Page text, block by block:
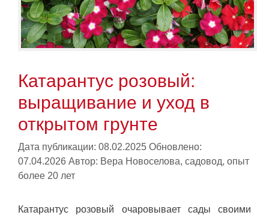
Катарантус розовый:
выращивание и уход в
открытом грунте
Дата публикации: 08.02.2025 Обновлено:
07.04.2026 Автор: Вера Новоселова, садовод, опыт
более 20 лет
Катарантус розовый очаровывает сады своими